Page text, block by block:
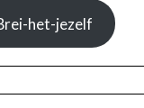
het-jezelf